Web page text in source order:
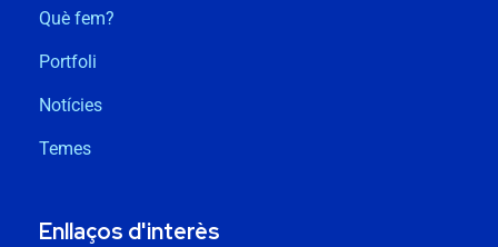
Què fem?
Portfoli
Notícies
Temes
Enllaços d'interès